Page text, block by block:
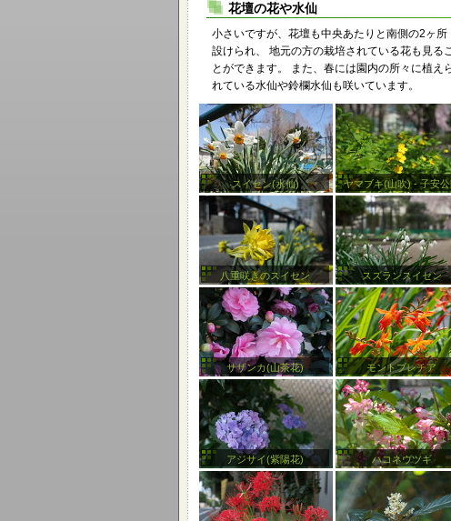
花壇の花や水仙
小さいですが、花壇も中央あたりと南側の2ヶ所
設けられ、 地元の方の栽培されている花も見る
とができます。 また、春には園内の所々に植え
れている水仙や鈴欄水仙も咲いています。
スイセン(水仙) ヤマブキ(山吹) - 子安
八重咲きのスイセン スズランスイセン
サザンカ(山茶花) モントブレチア
アジサイ(紫陽花) ハコネウツギ